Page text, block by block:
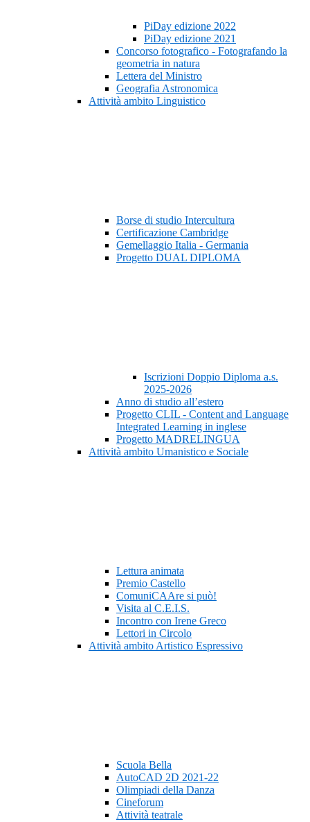
PiDay edizione 2022
PiDay edizione 2021
Concorso fotografico - Fotografando la
geometria in natura
Lettera del Ministro
Geografia Astronomica
Attività ambito Linguistico
Borse di studio Intercultura
Certificazione Cambridge
Gemellaggio Italia - Germania
Progetto DUAL DIPLOMA
Iscrizioni Doppio Diploma a.s.
2025-2026
Anno di studio all’estero
Progetto CLIL - Content and Language
Integrated Learning in inglese
Progetto MADRELINGUA
Attività ambito Umanistico e Sociale
Lettura animata
Premio Castello
ComuniCAAre si può!
Visita al C.E.I.S.
Incontro con Irene Greco
Lettori in Circolo
Attività ambito Artistico Espressivo
Scuola Bella
AutoCAD 2D 2021-22
Olimpiadi della Danza
Cineforum
Attività teatrale